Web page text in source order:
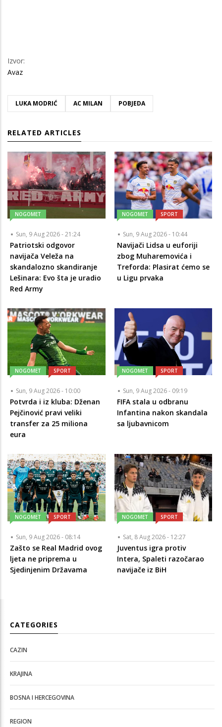
Izvor:
Avaz
LUKA MODRIĆ AC MILAN POBJEDA
RELATED ARTICLES
NOGOMET
Sun, 9 Aug 2026 - 21:24
Patriotski odgovor
navijača Veleža na
skandalozno skandiranje
Lešinara: Evo šta je uradio
Red Army
NOGOMET SPORT
Sun, 9 Aug 2026 - 10:44
Navijači Lidsa u euforiji
zbog Muharemovića i
Treforda: Plasirat ćemo se
u Ligu prvaka
NOGOMET SPORT
Sun, 9 Aug 2026 - 10:00
Potvrda i iz kluba: Dženan
Pejčinović pravi veliki
transfer za 25 miliona
eura
NOGOMET SPORT
Sun, 9 Aug 2026 - 09:19
FIFA stala u odbranu
Infantina nakon skandala
sa ljubavnicom
NOGOMET SPORT
Sun, 9 Aug 2026 - 08:14
Zašto se Real Madrid ovog
ljeta ne priprema u
Sjedinjenim Državama
NOGOMET SPORT
Sat, 8 Aug 2026 - 12:27
Juventus igra protiv
Intera, Spaleti razočarao
navijače iz BiH
CATEGORIES
CAZIN
KRAJINA
BOSNA I HERCEGOVINA
REGION